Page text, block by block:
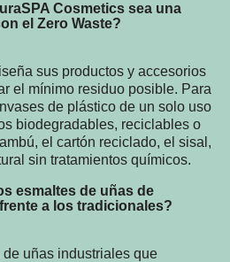
Cosmetics sea una
el Zero Waste?
sus productos y accesorios
el mínimo residuo posible. Para
de plástico de un solo uso
biodegradables, reciclables o
el cartón reciclado, el sisal,
sin tratamientos químicos.
esmaltes de uñas de
a los tradicionales?
uñas industriales que